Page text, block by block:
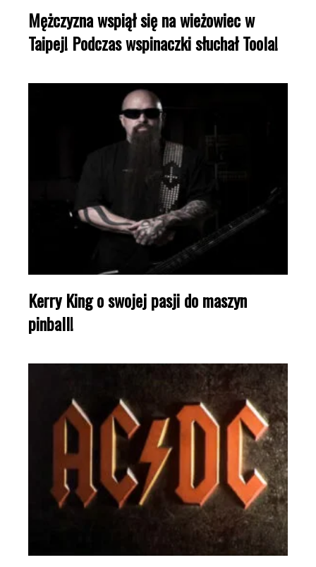
Mężczyzna wspiął się na wieżowiec w
Taipej! Podczas wspinaczki słuchał Toola!
Kerry King o swojej pasji do maszyn
pinball!